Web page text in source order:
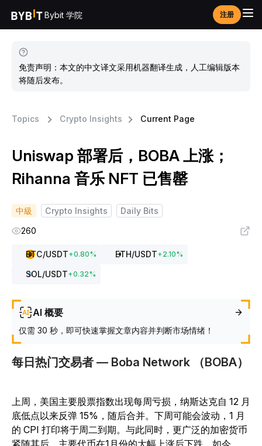
Bybit 学院 注册
免责声明：本文的中文译文采用机器翻译生成，人工编辑版本
将随后发布。
Topics Crypto Insights Current Page
Uniswap 部署后，BOBA 上涨；
Rihanna 音乐 NFT 已售罄
中級 Crypto Insights
Daily Bits
260
BTC/USDT+0.80% ETH/USDT+2.10%
SOL/USDT+0.32%
AI 概要
仅需 30 秒，即可快速掌握文章内容并判断市场情绪！
每日热门交易者 — Boba Network （BOBA）
上周，美国主要股票指数出现每周亏损，纳斯达克自 12 月
底低点以来反弹 15%，随后合并。下周可能会波动，1 月
的 CPI 打印将于周二到期。与此同时，更广泛的加密货币
紧随其后，主要代币在1月份的大幅上涨后下跌。如今，